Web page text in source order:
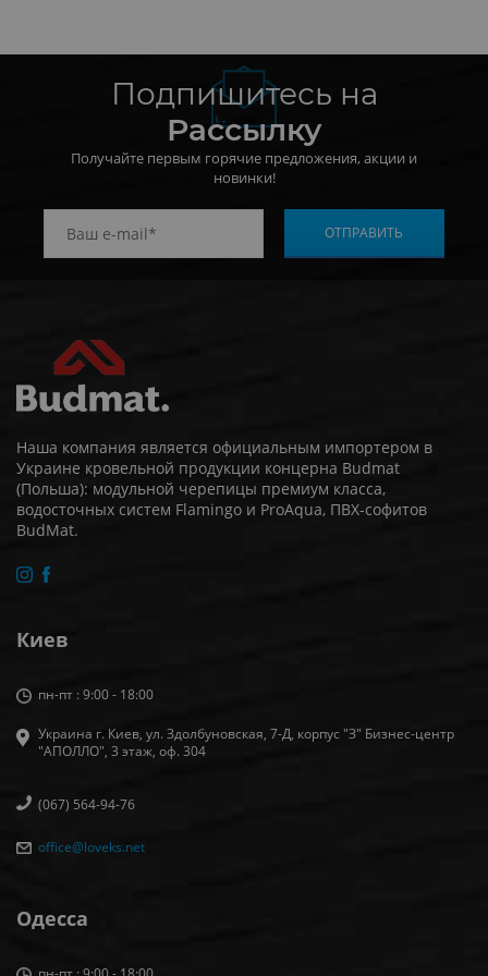
Подпишитесь на
Рассылку
Получайте первым горячие предложения, акции и
новинки!
Наша компания является официальным импортером в
Украине кровельной продукции концерна Budmat
(Польша): модульной черепицы премиум класса,
водосточных систем Flamingo и ProAqua, ПВХ-софитов
BudMat.
Киев
пн-пт : 9:00 - 18:00
Украина г. Киев, ул. Здолбуновская, 7-Д, корпус "З" Бизнес-центр
"АПОЛЛО", 3 этаж, оф. 304
(067) 564-94-76
office@loveks.net
Одесса